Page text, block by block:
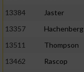
13384
Jaster
13357
Hachenberg
13511
Thompson
13462
Rascop